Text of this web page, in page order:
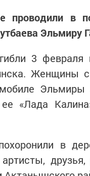
проводили в
Эльмиру
3
Женщины
Эльмиры
«Лада
в